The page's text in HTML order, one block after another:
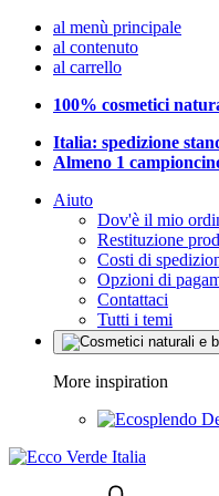
al menù principale
al contenuto
al carrello
100% cosmetici
Italia: spedizione
Almeno 1
Aiuto
Dov'è il mio
Restituzione
Costi di
Opzioni di
Contattaci
Tutti i temi
More inspiration